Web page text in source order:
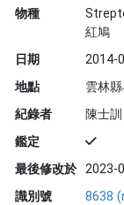
物種
紅鳩
日期
2014-
地點
雲林
紀錄者
陳士訓
鑑定
最後修改於 2023-
識別號
8638